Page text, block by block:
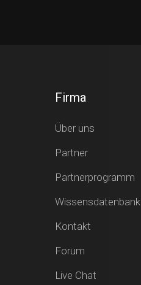
Firma
Über uns
Partner
Partnerprogramm
Wissensdatenbank
Kontakt
Forum
Live Chat